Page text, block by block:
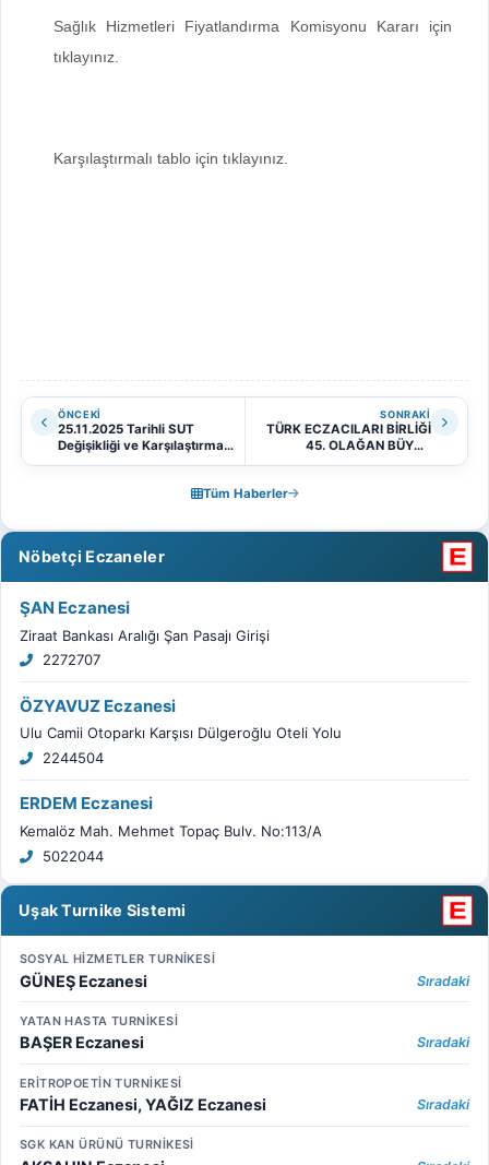
Sağlık Hizmetleri Fiyatlandırma Komisyonu Kararı için
tıklayınız.
Karşılaştırmalı tablo için tıklayınız.
ÖNCEKI
25.11.2025 Tarihli SUT
Değişikliği ve Karşılaştırmalı
Tablo Hakkında
SONRAKI
TÜRK ECZACILARI BİRLİĞİ
45. OLAĞAN BÜYÜK
KONGRE DİVAN
Tüm Haberler
Nöbetçi Eczaneler
ŞAN Eczanesi
Ziraat Bankası Aralığı Şan Pasajı Girişi
2272707
ÖZYAVUZ Eczanesi
Ulu Camii Otoparkı Karşısı Dülgeroğlu Oteli Yolu
2244504
ERDEM Eczanesi
Kemalöz Mah. Mehmet Topaç Bulv. No:113/A
5022044
Uşak Turnike Sistemi
SOSYAL HİZMETLER TURNİKESİ
GÜNEŞ Eczanesi Sıradaki
YATAN HASTA TURNİKESİ
BAŞER Eczanesi Sıradaki
ERİTROPOETİN TURNİKESİ
FATİH Eczanesi, YAĞIZ Eczanesi Sıradaki
SGK KAN ÜRÜNÜ TURNİKESİ